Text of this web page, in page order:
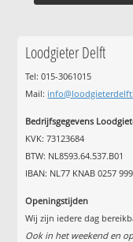
Loodgieter Delft
Tel: 015-3061015
Mail:
Bedrijfsgegevens
KVK: 73123684
BTW: NL8593.64.537.B01
IBAN: NL77 KNAB 0257
Openingstijden
Wij zijn iedere dag
Ook in het weekend en